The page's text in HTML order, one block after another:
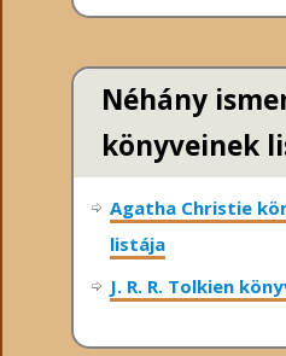
Néhány
könyveinek
Agatha Christie
listája
J. R. R. Tolkien